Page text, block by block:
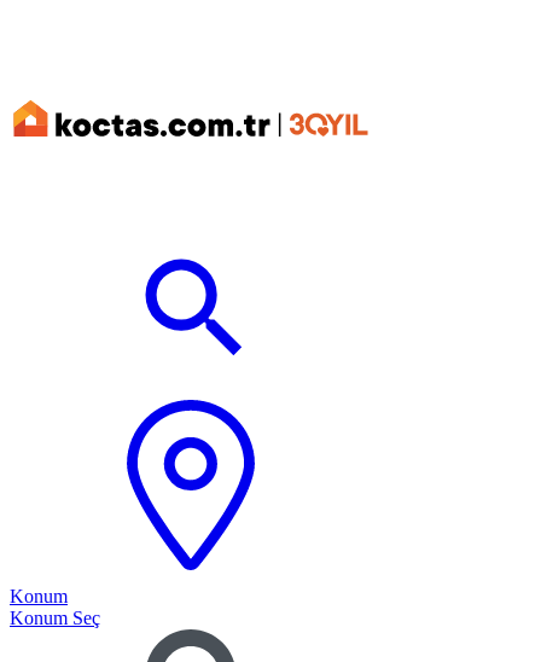
Konum
Konum Seç